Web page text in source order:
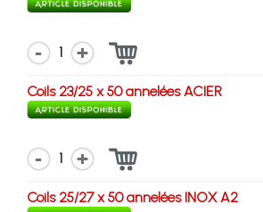
1
Coils 23/25 x 50 annelées ACIER
1
Coils 25/27 x 50 annelées INOX A2